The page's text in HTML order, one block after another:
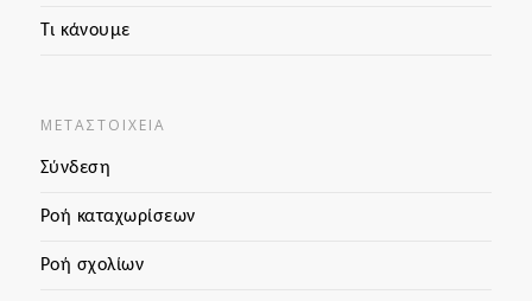
Τι κάνουμε
ΜΕΤΑΣΤΟΙΧΕΊΑ
Σύνδεση
Ροή καταχωρίσεων
Ροή σχολίων